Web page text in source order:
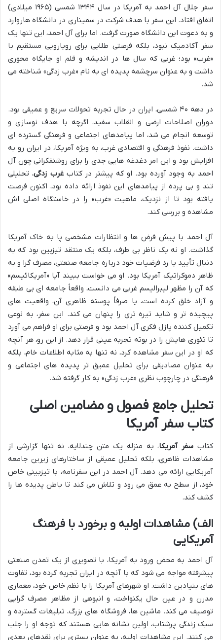
سفر جلال آل احمد به آمریکا در سال ۱۳۴۴ شمسی (۱۹۶۵ میلادی)
اتفاق افتاد. این سفر با هدف شرکت در سمیناری در دانشگاه هاروارد
و به دعوت این دانشگاه صورت گرفت. اما برای آل احمد، این تنها یک
سفر آکادمیک نبود، بلکه فرصتی طلایی برای رویارویی مستقیم با
«غرب» بود؛ غربی که سال ها در اندیشه و قلم او جایگاه محوری
داشت و به عنوان سرچشمه پدیده ای به نام «غرب زدگی» شناخته می
شد.
در دهه ۴۰ شمسی، ایران در حال تجربه تحولات سریع و عمیقی بود.
دوران اصلاحات ارضی و انقلاب سفید، اگرچه با هدف نوسازی و
توسعه انجام می شد، اما پیامدهای اجتماعی و فرهنگی گسترده ای
داشت. نفوذ فرهنگی و اقتصادی غرب، به ویژه آمریکا، در ایران رو به
افزایش بود و این امر دغدغه هایی جدی را برای روشنفکرانی چون آل
احمد به وجود آورده بود. او که پیشتر در کتابغرب زدگی، تحلیلی
تند و بی پرده از پیامدهای این نفوذ ارائه داده بود، اکنون فرصت
یافته بود تا از نزدیک، ماهیت «غرب» را در خاستگاه اصلی اش
مشاهده و بررسی کند.
آل احمد با پیش فرض ها و انتظارات مشخصی پا به خاک آمریکا
گذاشت. او نه یک ناظر بی طرف، بلکه یک منتقد تیزبین بود که به
دنبال تأیید یا رد فرضیات خود درباره جامعه صنعتی، مصرف گرا و به
ظاهر دموکراتیک آمریکا بود. او می خواست ببیند آیا «آمریکائیسم»
که آن را مظهر لیبرالیسم غربی می دانست، واقعاً جامعه ای بی طبقه
و آزاد خلق کرده است، یا صرفاً پوسته ظاهری آن، واقعیت های
پیچیده تر و شاید تیره تری را پنهان می کند. این سفر، به نوعی
تکمیل کننده پازل فکری آل احمد بود و فرصتی برای او فراهم می آورد
تا تئوری هایش را در بوته تجربه عینی قرار دهد. از این رو، هر آنچه
که او در این سفر مشاهده کرد، نه تنها به مثابه اطلاعات خام، بلکه
به عنوان مصادیقی برای تحلیل عمیق تر پدیده های اجتماعی و
فرهنگی در چارچوب نظری «غرب زدگی» به کار گرفته شد.
تحلیل جامع فصول و مضامین اصلی
کتاب سفر آمریکا
کتاب سفر آمریکا، به منزله یک متن چندلایه، نه تنها گزارشی از
مشاهدات ظاهری، بلکه تحلیل عمیقی از ساختارهای زیرین جامعه
آمریکایی ارائه می دهد. آل احمد در این سفرنامه، با تیزبینی خاص
خود، از سطح به عمق می رود و تلاش می کند تا باطن پدیده ها را
کشف کند.
الف) مشاهدات اولیه و برخورد با فرهنگ
آمریکایی
آل احمد به محض ورود به آمریکا، با تصویری از یک تمدن صنعتی
پیشرفته مواجه می شود که با آنچه در ایران تجربه کرده بود، تفاوت
های بنیادین داشت. او شهرهای آمریکا را با نظم خاص خود، معماری
مدرن و در عین حال یکنواخت، و انبوهی از مظاهر مصرف گرایی
توصیف می کند. ماشین ها، فروشگاه های بزرگ، تبلیغات گسترده و
سبک زندگی پرشتاب، اولین نشانه هایی هستند که توجه او را جلب
می کنند. این مشاهدات اولیه، به عنوان بستری برای نقدهای بعدی